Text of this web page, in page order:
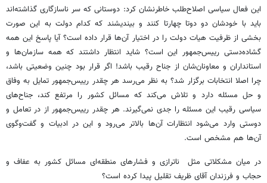
این فعال سیاسی اصلاح‌طلب خاطرنشان کرد: دوستانی که سر ناسازگاری گذاشته‌اند
باید با خودشان دو دوتا چهارتا کنند و بیندیشند که کدام دولت به این صورت
بخشی از ظرفیت هیات دولت را در اختیار آن‌ها قرار داده است؟ آیا پاسخ این همه
گشاده‌دستی رییس‌جمهور این است؟ شاید انتظار داشتند که همه سازمان‌ها و
استانداران و معاونان‌شان از جناح رقیب باشد! اگر قرار بود چنین وضعیتی باشد،
چرا اصلا انتخابات برگزار شد؟ به نظر می‌رسد هر چقدر رییس‌جمهور تمایل به وفاق
و حل مسئله دارد و تلاش می‌کند که مسائل کشور را مرتفع کند، جناح‌های
سیاسی رقیب این مسئله را جدی نمی‌گیرند. هر چقدر رییس‌جمهور از در تعامل و
دوستی وارد می‌شود انتظارات آن‌ها بالاتر می‌رود و این در ادبیات و گفت‌وگوی
آن‌ها هم مشخص است.
در میان مشکلاتی مثل ناترازی و فشارهای منطقه‌ای مسائل کشور به عفاف و
حجاب و فرزندان آقای ظریف تقلیل پیدا کرده است؟